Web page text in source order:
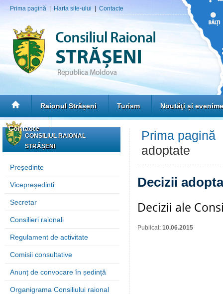
Prima pagină Harta site-ului Contacte
Raionul Strășeni Turism Noutăţi și
Contacte
CONSILIUL RAIONAL
STRĂȘENI
Președinte
Vicepreședinți
Secretar
Consilieri raionali
Regulament de activitate
Comisii consultative
Anunț de convocare în ședință
Organigrama Consiliului raional
Prima pagină
adoptate
Decizii
Decizii ale
Publicat: 10.06.2015